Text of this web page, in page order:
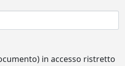
in accesso ristretto